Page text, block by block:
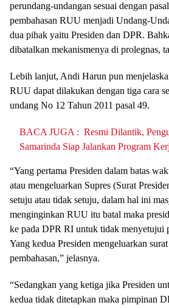
perundang-undangan sesuai dengan
pembahasan RUU menjadi Undang-
dua pihak yaitu Presiden dan DPR.
dibatalkan mekanismenya di prolegnas,
Lebih lanjut, Andi Harun pun
RUU dapat dilakukan dengan tiga cara
undang No 12 Tahun 2011 pasal 49.
BACA JUGA : Resmi Dilantik,
Samarinda Siap Jalankan Program
“Yang pertama Presiden dalam batas
atau mengeluarkan Supres (Surat
setuju atau tidak setuju, dalam hal ini
menginginkan RUU itu batal maka
ke pada DPR RI untuk tidak menyetujui
Yang kedua Presiden mengeluarkan
pembahasan,” jelasnya.
“Sedangkan yang ketiga jika Presiden
kedua tidak ditetapkan maka pimpinan